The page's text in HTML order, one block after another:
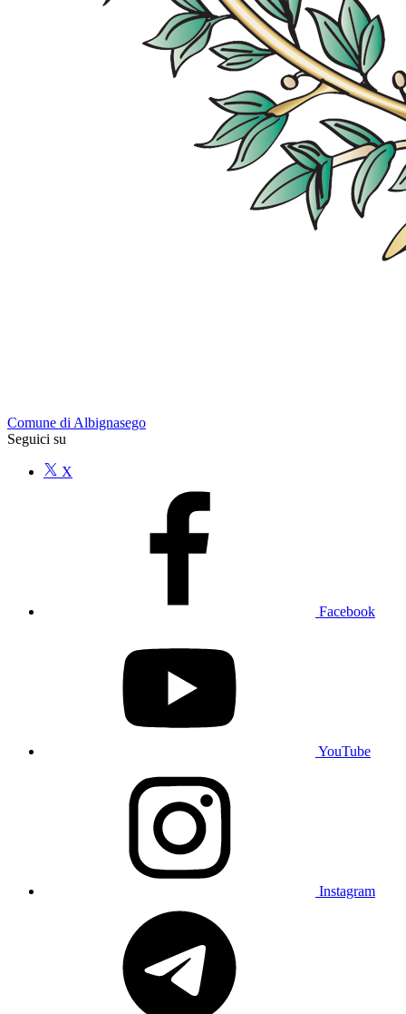
Comune di Albignasego
Seguici su
X
Facebook
YouTube
Instagram